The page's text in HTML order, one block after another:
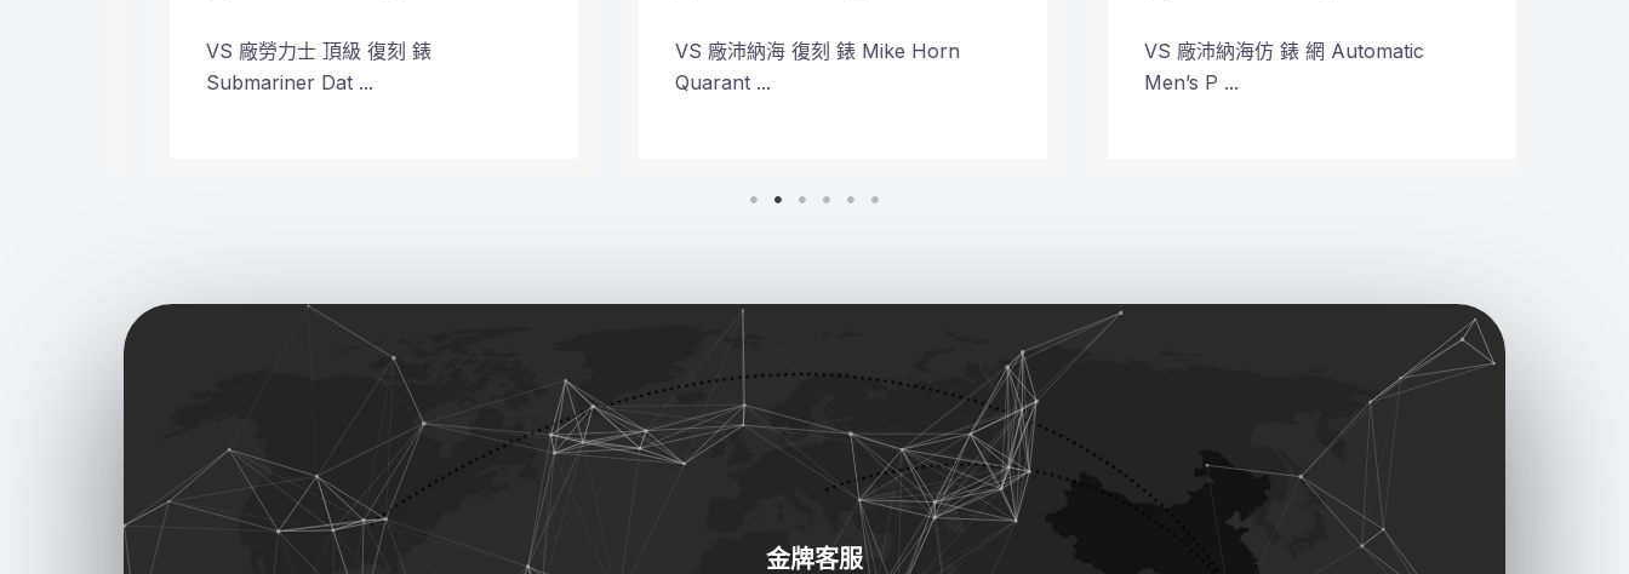
VS 廠勞力士 頂級 復刻 錶
Submariner Dat ...
VS 廠沛納海 復刻 錶 Mike Horn
Quarant ...
VS 廠沛納海仿 錶 網 Automatic
Men’s P ...
金牌客服